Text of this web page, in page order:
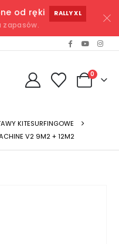
od ręki RALLY XL
zapasów.
0
KITESURFINGOWE
V2 9M2 + 12M2